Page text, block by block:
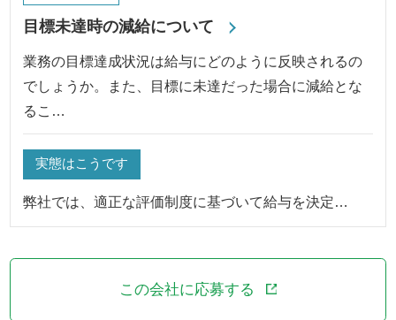
目標未達時の減給について
業務の目標達成状況は給与にどのように反映されるの
でしょうか。また、目標に未達だった場合に減給とな
るこ…
実態はこうです
弊社では、適正な評価制度に基づいて給与を決定…
この会社に応募する